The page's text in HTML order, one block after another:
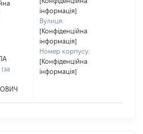
інформація]
Вулиця:
[Конфіденційна
інформація]
Номер корпусу:
[Конфіденційна
інформація]